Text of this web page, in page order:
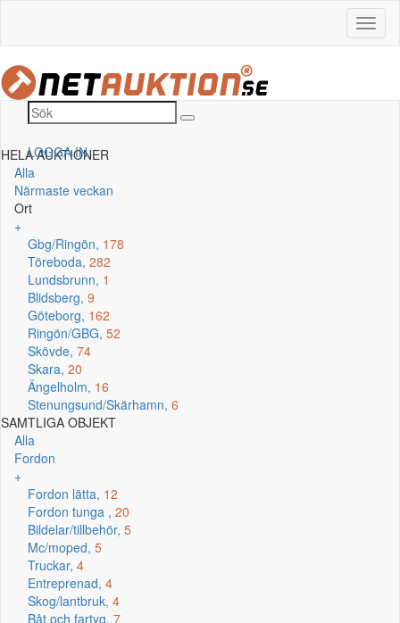
LOGGA IN
HELA AUKTIONER
Alla
Närmaste veckan
Ort
+
Gbg/Ringön, 178
Töreboda, 282
Lundsbrunn, 1
Blidsberg, 9
Göteborg, 162
Ringön/GBG, 52
Skövde, 74
Skara, 20
Ängelholm, 16
Stenungsund/Skärhamn, 6
SAMTLIGA OBJEKT
Alla
Fordon
+
Fordon lätta, 12
Fordon tunga , 20
Bildelar/tillbehör, 5
Mc/moped, 5
Truckar, 4
Entreprenad, 4
Skog/lantbruk, 4
Båt och fartyg, 7